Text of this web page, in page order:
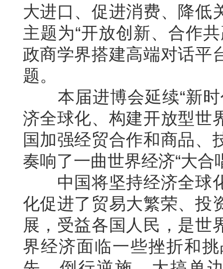
大进口、促进消费、降低
主题为“开放创新、合作
政商学界搭建高端对话平
题。
本届进博会延续“新时
济全球化、构建开放型世
国加强经贸合作和商品、
奏响了一曲世界经济“大合
中国将坚持经济全球化
化促进了贸易大繁荣、投
展，受益各国人民，是世
界经济面临一些挫折和